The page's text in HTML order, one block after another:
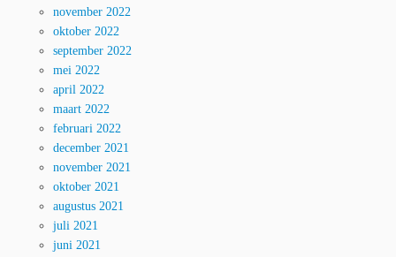
november 2022
oktober 2022
september 2022
mei 2022
april 2022
maart 2022
februari 2022
december 2021
november 2021
oktober 2021
augustus 2021
juli 2021
juni 2021